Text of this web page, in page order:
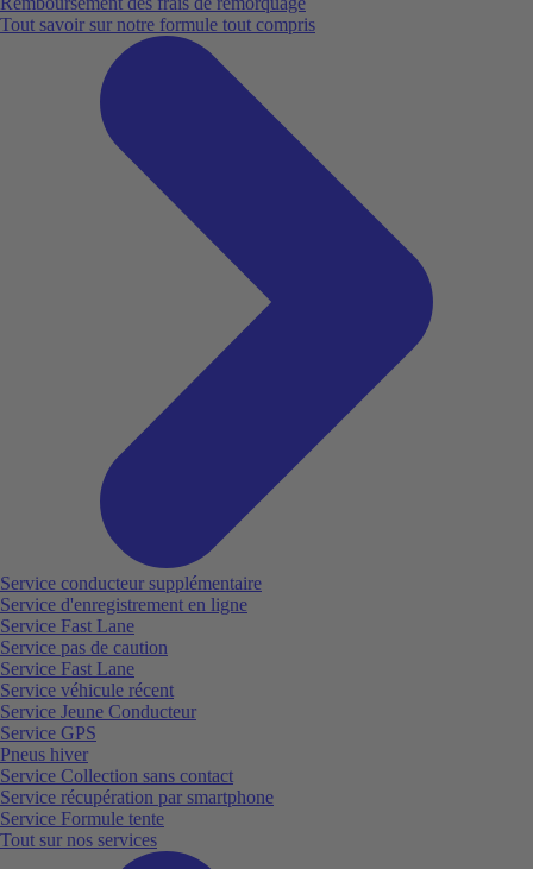
Tout savoir sur notre formule tout compris
Service conducteur supplémentaire
Service d'enregistrement en ligne
Service Fast Lane
Service pas de caution
Service Fast Lane
Service véhicule récent
Service Jeune Conducteur
Service GPS
Pneus hiver
Service Collection sans contact
Service récupération par smartphone
Service Formule tente
Tout sur nos services